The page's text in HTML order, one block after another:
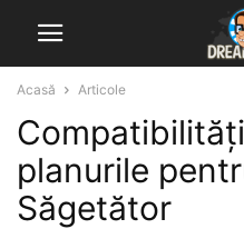
Acasă Articole
planurile
Săgetător